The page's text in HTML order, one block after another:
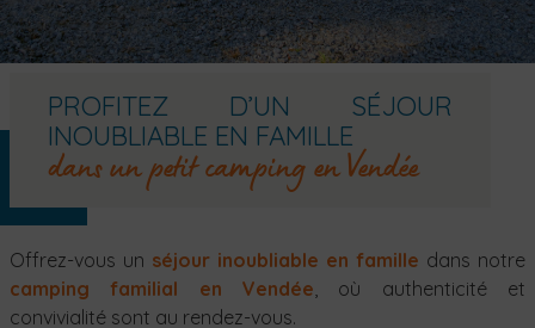
PROFITEZ D’UN SÉJOUR
INOUBLIABLE EN FAMILLE
dans un petit camping en Vendée
Offrez-vous un séjour inoubliable en famille dans notre
camping familial en Vendée , où authenticité et
convivialité sont au rendez-vous.